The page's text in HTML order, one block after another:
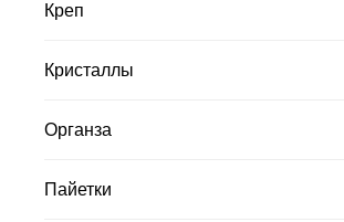
Креп
Кристаллы
Органза
Пайетки